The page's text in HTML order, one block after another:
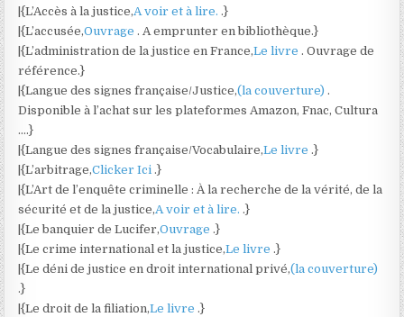
|{L’Accès à la justice,A voir et à lire..}
|{L’accusée,Ouvrage. A emprunter en bibliothèque.}
|{L’administration de la justice en France,Le livre. Ouvrage de
référence.}
|{Langue des signes française/Justice,(la couverture).
Disponible à l’achat sur les plateformes Amazon, Fnac, Cultura
….}
|{Langue des signes française/Vocabulaire,Le livre.}
|{L’arbitrage,Clicker Ici.}
|{L’Art de l’enquête criminelle : À la recherche de la vérité, de la
sécurité et de la justice,A voir et à lire..}
|{Le banquier de Lucifer,Ouvrage.}
|{Le crime international et la justice,Le livre.}
|{Le déni de justice en droit international privé,(la couverture)
.}
|{Le droit de la filiation,Le livre.}